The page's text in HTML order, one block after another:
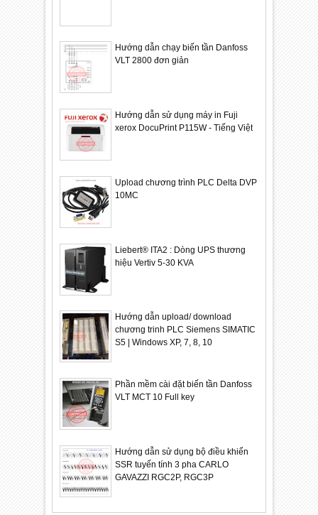
Hướng dẫn chạy biến tần Danfoss
VLT 2800 đơn giản
Hướng dẫn sử dụng máy in Fuji
xerox DocuPrint P115W - Tiếng Việt
Upload chương trình PLC Delta DVP
10MC
Liebert® ITA2 : Dòng UPS thương
hiệu Vertiv 5-30 KVA
Hướng dẫn upload/ download
chương trinh PLC Siemens SIMATIC
S5 | Windows XP, 7, 8, 10
Phần mềm cài đặt biến tần Danfoss
VLT MCT 10 Full key
Hướng dẫn sử dụng bộ điều khiển
SSR tuyến tính 3 pha CARLO
GAVAZZI RGC2P, RGC3P